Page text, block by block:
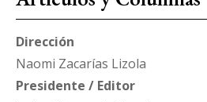
Dirección
Naomi Zacarías Lizola
Presidente / Editor